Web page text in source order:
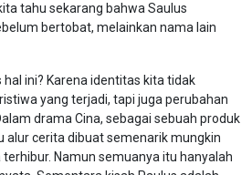
tahu sekarang bahwa Saulus
bertobat, melainkan nama lain
ini? Karena identitas kita tidak
yang terjadi, tapi juga perubahan
drama Cina, sebagai sebuah produk
alur cerita dibuat semenarik mungkin
Namun semuanya itu hanyalah